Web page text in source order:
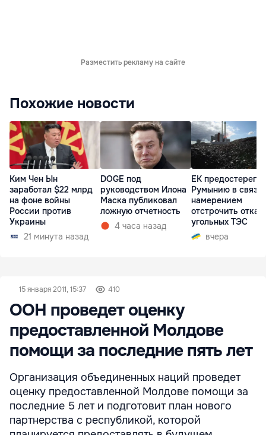
Разместить рекламу на сайте
Похожие новости
Ким Чен Ын
заработал $22 млрд
на фоне войны
России против
Украины
21 минута назад
DOGE под
руководством Илона
Маска публиковал
ложную отчетность
4 часа назад
ЕК предостерегла
Румынию в связи
намерением
отстрочить отказ
угольных ТЭС
вчера
15 января 2011, 15:37 410
ООН проведет оценку
предоставленной Молдове
помощи за последние пять лет
Организация объединенных наций проведет
оценку предоставленной Молдове помощи за
последние 5 лет и подготовит план нового
партнерства с республикой, которой